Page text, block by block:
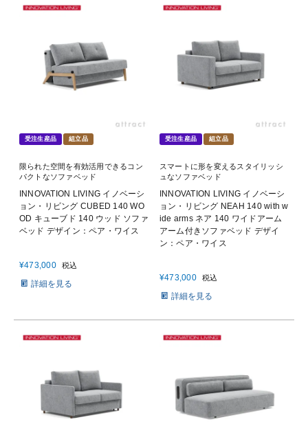
受注生産品 組立品
限られた空間を有効活用できるコン
パクトなソファベッド
INNOVATION LIVING イノベーシ
ョン・リビング CUBED 140 WO
OD キューブド 140 ウッド ソファ
ベッド デザイン：ペア・ワイス
¥473,000 税込
詳細を見る
受注生産品 組立品
スマートに形を変えるスタイリッシ
ュなソファベッド
INNOVATION LIVING イノベーシ
ョン・リビング NEAH 140 with w
ide arms ネア 140 ワイドアーム
アーム付きソファベッド デザイ
ン：ペア・ワイス
¥473,000 税込
詳細を見る